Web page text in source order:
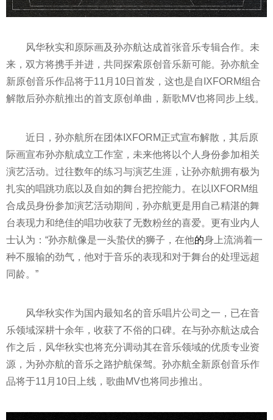
风华秋实和原际画及孙亦航达成首张音乐专辑合作。未
来，双方将携手并进，共同探索原创音乐新可能。孙亦航全
新原创音乐作品将于11月10日首发，这也是自IXFORM组合
解散后孙亦航推出的首支原创单曲，新歌MV也将同步上线。
近 日，孙亦航所在团体IXFORM正式宣布解散，其后原
际画宣布孙亦航成立工作室，未来他将以个人身份参加相关
演艺活动。过往数年的练习与演艺生涯，让孙亦航拥有极为
扎实的唱跳功底以及自如的舞台把控能力。在以IXFORM组
合成员身份参加演艺活动期间，孙亦航更是用自己精湛的舞
台表现力和绝佳的唱功收获了无数粉丝的喜爱。更有业内人
士认为：“孙亦航像是一头蛰伏的狮子，在他的身上流淌着一
种不服输的劲气，他对于音乐的表现和对于舞台的处理远超
同龄。”
风华秋实作为国内最知名的音乐唱片公司之一，已在音
乐领域深耕十余年，收获了不俗的口碑。在与孙亦航达成合
作之后，风华秋实也将充分调动其在音乐领域的优质专业资
源，为孙亦航的音乐之路护航保驾。孙亦航全新原创音乐作
品将于11月10日上线，歌曲MV也将同步推出。